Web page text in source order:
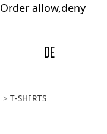
Order allow,deny
DE
T-SHIRTS